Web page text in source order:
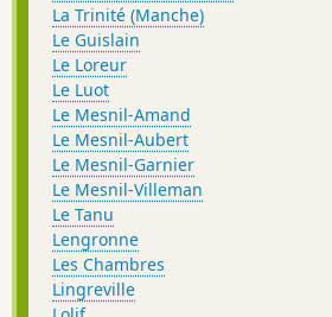
La Trinité (Manche)
Le Guislain
Le Loreur
Le Luot
Le Mesnil-Amand
Le Mesnil-Aubert
Le Mesnil-Garnier
Le Mesnil-Villeman
Le Tanu
Lengronne
Les Chambres
Lingreville